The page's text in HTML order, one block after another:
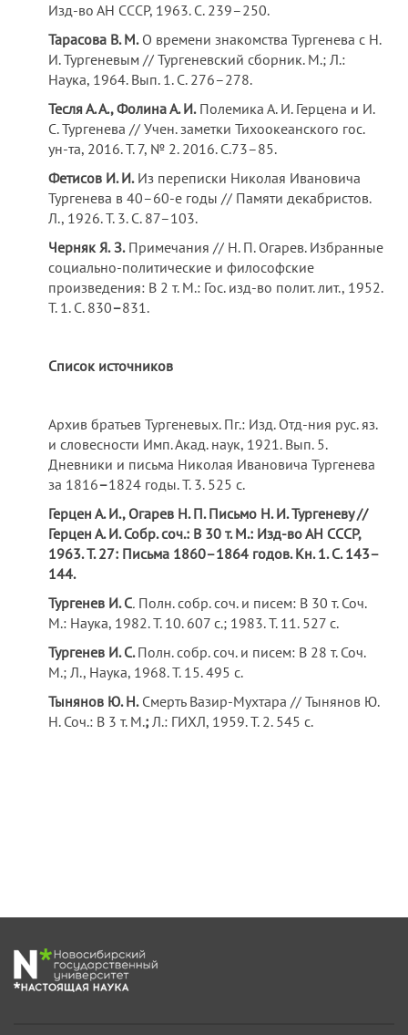
Изд-во АН СССР, 1963. С. 239–250.
Тарасова В. М.О времени знакомства Тургенева с Н.
И. Тургеневым // Тургеневский сборник. М.; Л.:
Наука, 1964. Вып. 1. С. 276–278.
ТесляА. А.,ФолинаА. И.Полемика А. И. Герцена и И.
С. Тургенева // Учен. заметки Тихоокеанского гос.
ун-та, 2016. Т. 7, № 2. 2016. С.73–85.
Фетисов И. И.Из переписки Николая Ивановича
Тургенева в 40–60-е годы // Памяти декабристов.
Л., 1926. Т. 3. С. 87–103.
Черняк Я. З.Примечания // Н. П. Огарев. Избранные
социально-политические и философские
произведения: В 2 т. М.: Гос. изд-во полит. лит., 1952.
Т. 1. С. 830–831.
Список источников
Архив братьев Тургеневых. Пг.: Изд. Отд-ния рус. яз.
и словесности Имп. Акад. наук, 1921. Вып. 5.
Дневники и письма Николая Ивановича Тургенева
за 1816–1824 годы. T. 3. 525 с.
Герцен А. И., Огарев Н. П.Письмо Н. И. Тургеневу //
Герцен А. И. Собр. соч.: В 30 т. М.: Изд-во АН СССР,
1963. Т. 27: Письма 1860–1864 годов. Кн. 1. С. 143–
144.
Тургенев И. С. Полн. собр. соч. и писем: В 30 т. Соч.
М.: Наука, 1982. Т. 10. 607 с.; 1983. Т. 11. 527 с.
Тургенев И. С.Полн. собр. соч. и писем: В 28 т. Соч.
M.; Л., Наука, 1968. Т. 15. 495 с.
Тынянов Ю. Н.Смерть Вазир-Мухтара // Тынянов Ю.
Н. Соч.: В 3 т. М.;Л.: ГИХЛ, 1959. Т. 2. 545 с.